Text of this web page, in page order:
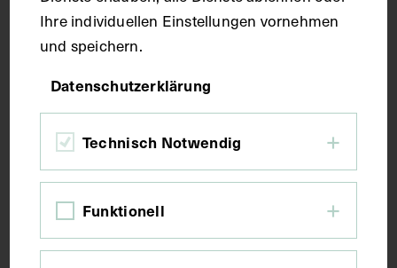
Druck
Bildmaß inkl. Untergrund 29,8 x 20,3 cm
Kurzbeschreibung
Ihre individuellen Einstellungen vornehmen
und speichern.
Datenschutzerklärung
Technisch Notwendig
Funktionell